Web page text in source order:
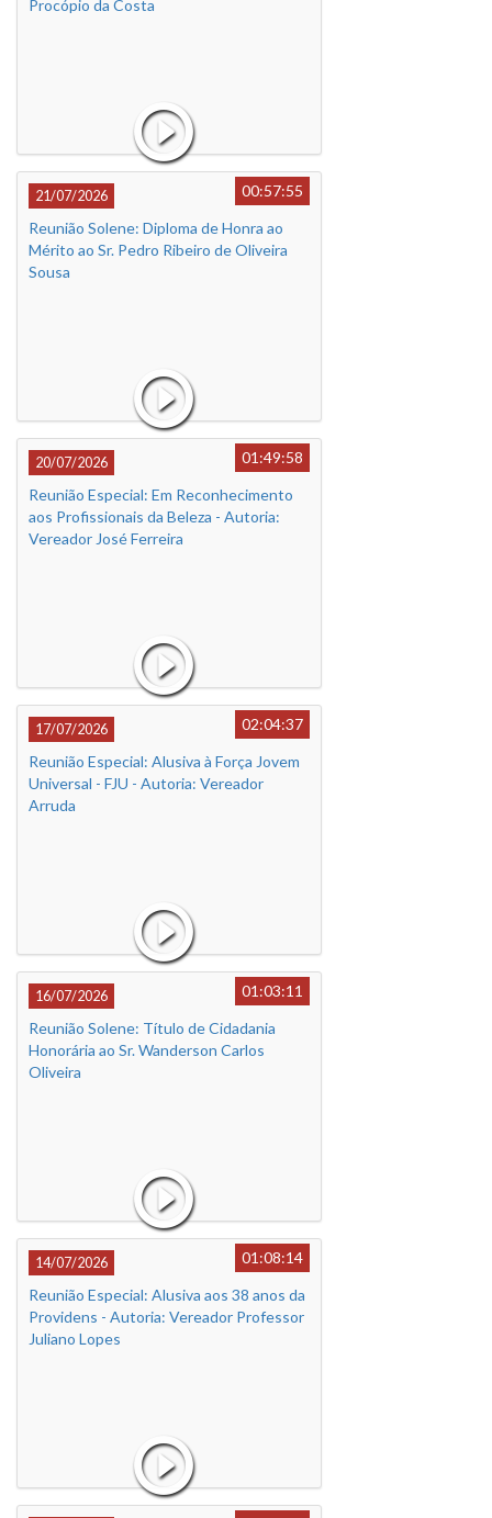
Procópio da Costa
21/07/2026
00:57:55
Reunião Solene: Diploma de Honra ao
Mérito ao Sr. Pedro Ribeiro de Oliveira
Sousa
20/07/2026
01:49:58
Reunião Especial: Em Reconhecimento
aos Profissionais da Beleza - Autoria:
Vereador José Ferreira
17/07/2026
02:04:37
Reunião Especial: Alusiva à Força Jovem
Universal - FJU - Autoria: Vereador
Arruda
16/07/2026
01:03:11
Reunião Solene: Título de Cidadania
Honorária ao Sr. Wanderson Carlos
Oliveira
14/07/2026
01:08:14
Reunião Especial: Alusiva aos 38 anos da
Providens - Autoria: Vereador Professor
Juliano Lopes